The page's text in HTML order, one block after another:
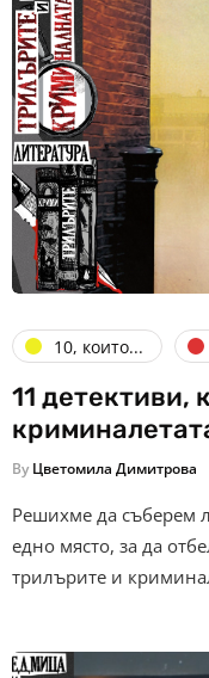
10, които...
11 детективи,
By Цветомила Димитрова
Решихме да съберем
едно място, за да
трилърите и